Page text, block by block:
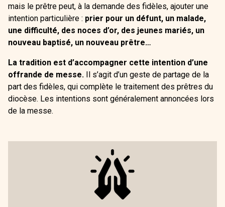
mais le prêtre peut, à la demande des fidèles, ajouter une
intention particulière : prier pour un défunt, un malade,
une difficulté, des noces d’or, des jeunes mariés, un
nouveau baptisé, un nouveau prêtre…
La tradition est d’accompagner cette intention d’une
offrande de messe. Il s’agit d’un geste de partage de la
part des fidèles, qui complète le traitement des prêtres du
diocèse. Les intentions sont généralement annoncées lors
de la messe.